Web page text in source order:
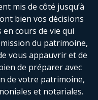
mis de côté jusqu’à
bien vos décisions
cours de vie qui
du patrimoine,
vous appauvrir et de
de préparer avec
de votre patrimoine,
et notariales.